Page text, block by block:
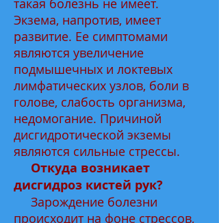
такая болезнь не имеет.
Экзема, напротив, имеет
развитие. Ее симптомами
являются увеличение
подмышечных и локтевых
лимфатических узлов, боли в
голове, слабость организма,
недомогание. Причиной
дисгидротической экземы
являются сильные стрессы.
Откуда возникает
дисгидроз кистей рук?
Зарождение болезни
происходит на фоне стрессов,